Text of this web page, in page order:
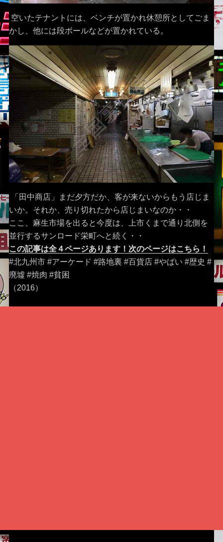
空いたテナントには、ベンチが置かれ休憩所としてごま
かし、他には段ボールなどが置かれている。
「田中商店」まだ夕方だか、客が来ないからもう店じま
いか。それか、売り切れたから店じまいなのか・・
ここ、麻生市場を出ると今度は、上市くまで通り北側を
並行するサンロード栄町へと続く・・
この記事は全４ページあります！次のページはこちら！
#北九州市 #アーケード #路地裏 #百貨店 #やばい #歴史 #
廃墟 #焼肉 #貧困
（2016）